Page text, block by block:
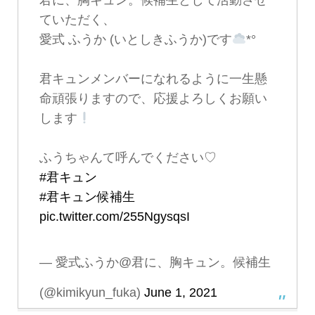
ていただく、
愛式 ふうか (いとしきふうか)です
*°
君キュンメンバーになれるように一生懸
命頑張りますので、応援よろしくお願い
します
ふうちゃんて呼んでください♡
#君キュン
#君キュン候補生
pic.twitter.com/255NgysqsI
— 愛式ふうか@君に、胸キュン。候補生
(@kimikyun_fuka) June 1, 2021